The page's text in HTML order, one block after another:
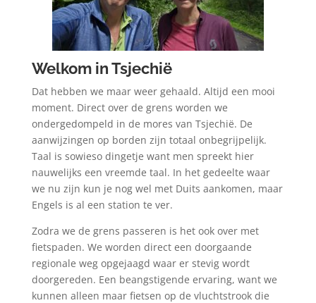
Welkom in Tsjechië
Dat hebben we maar weer gehaald. Altijd een mooi
moment. Direct over de grens worden we
ondergedompeld in de mores van Tsjechië. De
aanwijzingen op borden zijn totaal onbegrijpelijk.
Taal is sowieso dingetje want men spreekt hier
nauwelijks een vreemde taal. In het gedeelte waar
we nu zijn kun je nog wel met Duits aankomen, maar
Engels is al een station te ver.
Zodra we de grens passeren is het ook over met
fietspaden. We worden direct een doorgaande
regionale weg opgejaagd waar er stevig wordt
doorgereden. Een beangstigende ervaring, want we
kunnen alleen maar fietsen op de vluchtstrook die